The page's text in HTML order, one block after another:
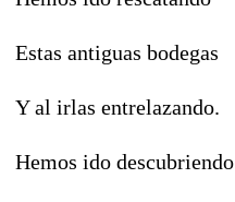
Estas antiguas bodegas
Y al irlas entrelazando.
Hemos ido descubriendo